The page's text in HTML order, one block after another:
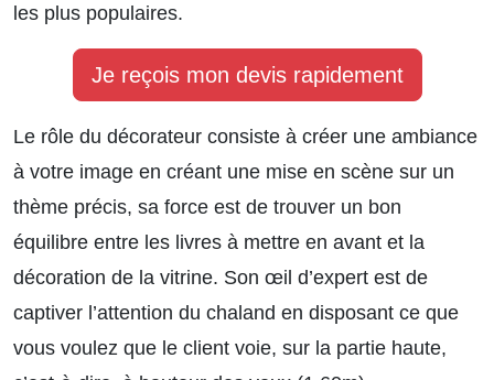
les plus populaires.
Je reçois mon devis rapidement
Le rôle du décorateur consiste à créer une ambiance
à votre image en créant une mise en scène sur un
thème précis, sa force est de trouver un bon
équilibre entre les livres à mettre en avant et la
décoration de la vitrine. Son œil d’expert est de
captiver l’attention du chaland en disposant ce que
vous voulez que le client voie, sur la partie haute,